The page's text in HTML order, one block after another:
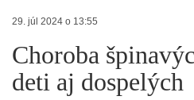
29. júl 2024 o 13:55
Choroba
deti aj dospelých